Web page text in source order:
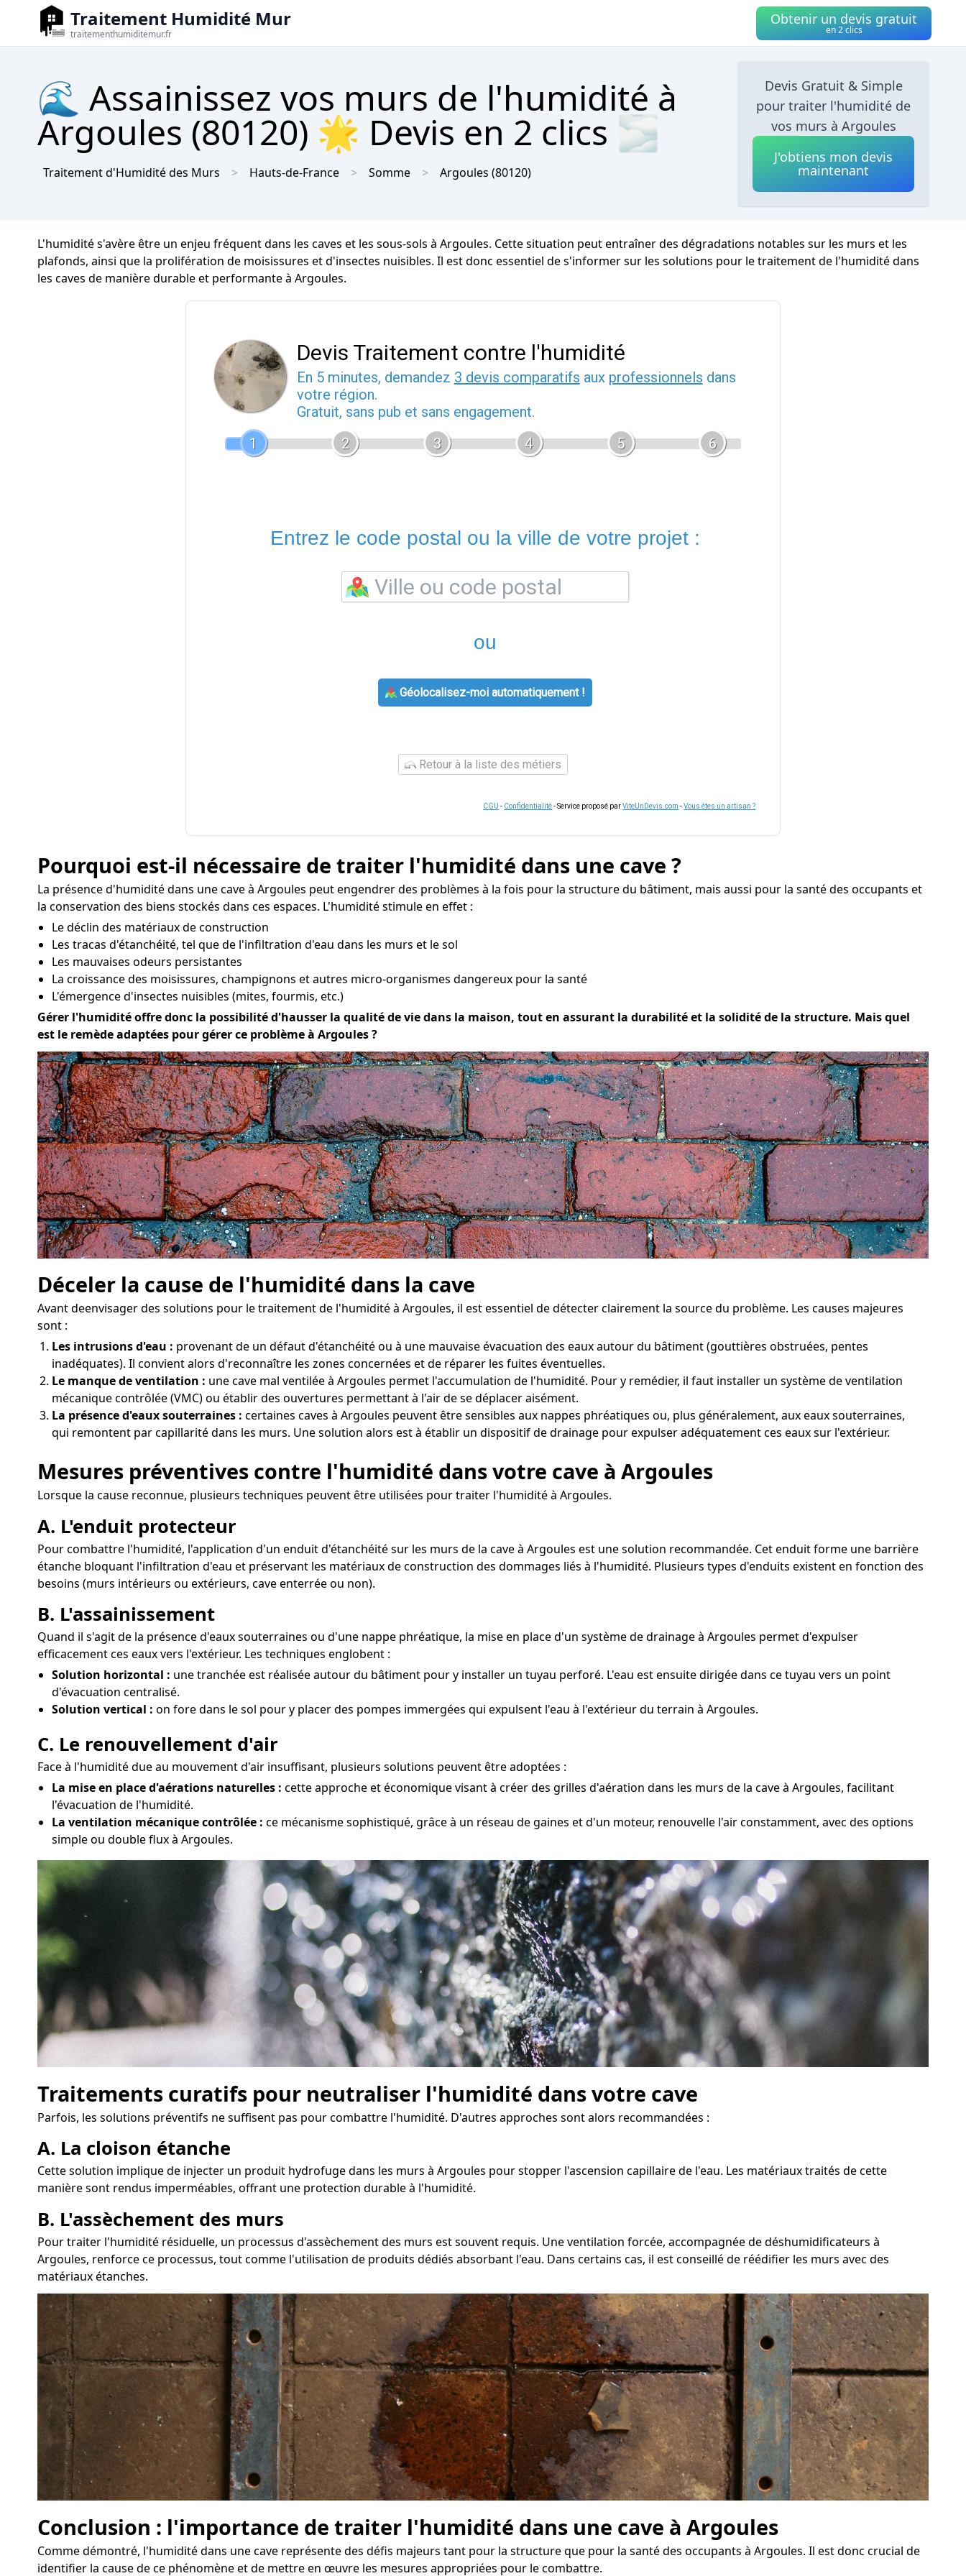
Traitement Humidité Mur
traitementhumiditemur.fr
Obtenir un devis gratuit
en 2 clics
🌊 Assainissez vos murs de l'humidité à
Argoules (80120) 🌟 Devis en 2 clics 🌫
Traitement d'Humidité des Murs Hauts-de-France Somme Argoules (80120)
Devis Gratuit & Simple
pour traiter l'humidité de
vos murs à Argoules
J'obtiens mon devis
maintenant
L'humidité s'avère être un enjeu fréquent dans les caves et les sous-sols à Argoules. Cette situation peut entraîner des dégradations notables sur les murs et les
plafonds, ainsi que la prolifération de moisissures et d'insectes nuisibles. Il est donc essentiel de s'informer sur les solutions pour le traitement de l'humidité dans
les caves de manière durable et performante à Argoules.
Devis Traitement contre l'humidité
En 5 minutes, demandez 3 devis comparatifs aux professionnels dans
votre région.
Gratuit, sans pub et sans engagement.
1
2 3 4 5 6
Entrez le code postal ou la ville de votre projet :
ou
Géolocalisez-moi automatiquement !
Retour à la liste des métiers
CGU - Confidentialité- Service proposé parViteUnDevis.com -Vous êtes un artisan ?
Pourquoi est-il nécessaire de traiter l'humidité dans une cave ?
La présence d'humidité dans une cave à Argoules peut engendrer des problèmes à la fois pour la structure du bâtiment, mais aussi pour la santé des occupants et
la conservation des biens stockés dans ces espaces. L'humidité stimule en effet :
Le déclin des matériaux de construction
Les tracas d'étanchéité, tel que de l'infiltration d'eau dans les murs et le sol
Les mauvaises odeurs persistantes
La croissance des moisissures, champignons et autres micro-organismes dangereux pour la santé
L'émergence d'insectes nuisibles (mites, fourmis, etc.)
Gérer l'humidité offre donc la possibilité d'hausser la qualité de vie dans la maison, tout en assurant la durabilité et la solidité de la structure. Mais quel
est le remède adaptées pour gérer ce problème à Argoules ?
Déceler la cause de l'humidité dans la cave
Avant deenvisager des solutions pour le traitement de l'humidité à Argoules, il est essentiel de détecter clairement la source du problème. Les causes majeures
sont :
Les intrusions d'eau : provenant de un défaut d'étanchéité ou à une mauvaise évacuation des eaux autour du bâtiment (gouttières obstruées, pentes
inadéquates). Il convient alors d'reconnaître les zones concernées et de réparer les fuites éventuelles.
Le manque de ventilation : une cave mal ventilée à Argoules permet l'accumulation de l'humidité. Pour y remédier, il faut installer un système de ventilation
mécanique contrôlée (VMC) ou établir des ouvertures permettant à l'air de se déplacer aisément.
La présence d'eaux souterraines : certaines caves à Argoules peuvent être sensibles aux nappes phréatiques ou, plus généralement, aux eaux souterraines,
qui remontent par capillarité dans les murs. Une solution alors est à établir un dispositif de drainage pour expulser adéquatement ces eaux sur l'extérieur.
Mesures préventives contre l'humidité dans votre cave à Argoules
Lorsque la cause reconnue, plusieurs techniques peuvent être utilisées pour traiter l'humidité à Argoules.
A. L'enduit protecteur
Pour combattre l'humidité, l'application d'un enduit d'étanchéité sur les murs de la cave à Argoules est une solution recommandée. Cet enduit forme une barrière
étanche bloquant l'infiltration d'eau et préservant les matériaux de construction des dommages liés à l'humidité. Plusieurs types d'enduits existent en fonction des
besoins (murs intérieurs ou extérieurs, cave enterrée ou non).
B. L'assainissement
Quand il s'agit de la présence d'eaux souterraines ou d'une nappe phréatique, la mise en place d'un système de drainage à Argoules permet d'expulser
efficacement ces eaux vers l'extérieur. Les techniques englobent :
Solution horizontal : une tranchée est réalisée autour du bâtiment pour y installer un tuyau perforé. L'eau est ensuite dirigée dans ce tuyau vers un point
d'évacuation centralisé.
Solution vertical : on fore dans le sol pour y placer des pompes immergées qui expulsent l'eau à l'extérieur du terrain à Argoules.
C. Le renouvellement d'air
Face à l'humidité due au mouvement d'air insuffisant, plusieurs solutions peuvent être adoptées :
La mise en place d'aérations naturelles : cette approche et économique visant à créer des grilles d'aération dans les murs de la cave à Argoules, facilitant
l'évacuation de l'humidité.
La ventilation mécanique contrôlée : ce mécanisme sophistiqué, grâce à un réseau de gaines et d'un moteur, renouvelle l'air constamment, avec des options
simple ou double flux à Argoules.
Traitements curatifs pour neutraliser l'humidité dans votre cave
Parfois, les solutions préventifs ne suffisent pas pour combattre l'humidité. D'autres approches sont alors recommandées :
A. La cloison étanche
Cette solution implique de injecter un produit hydrofuge dans les murs à Argoules pour stopper l'ascension capillaire de l'eau. Les matériaux traités de cette
manière sont rendus imperméables, offrant une protection durable à l'humidité.
B. L'assèchement des murs
Pour traiter l'humidité résiduelle, un processus d'assèchement des murs est souvent requis. Une ventilation forcée, accompagnée de déshumidificateurs à
Argoules, renforce ce processus, tout comme l'utilisation de produits dédiés absorbant l'eau. Dans certains cas, il est conseillé de réédifier les murs avec des
matériaux étanches.
Conclusion : l'importance de traiter l'humidité dans une cave à Argoules
Comme démontré, l'humidité dans une cave représente des défis majeurs tant pour la structure que pour la santé des occupants à Argoules. Il est donc crucial de
identifier la cause de ce phénomène et de mettre en œuvre les mesures appropriées pour le combattre.